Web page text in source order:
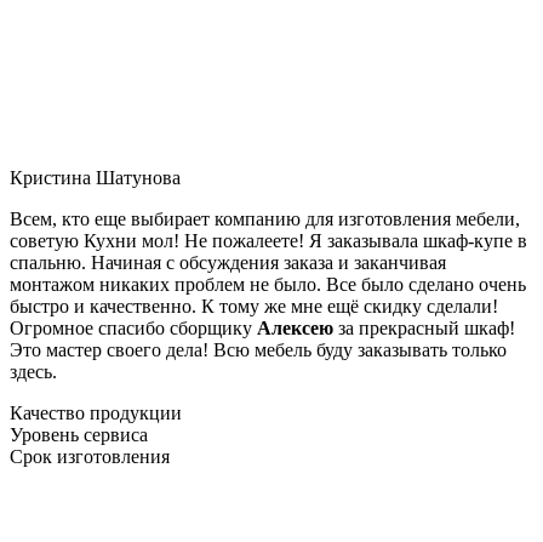
Кристина Шатунова
Всем, кто еще выбирает компанию для изготовления мебели,
советую Кухни мол! Не пожалеете! Я заказывала шкаф-купе в
спальню. Начиная с обсуждения заказа и заканчивая
монтажом никаких проблем не было. Все было сделано очень
быстро и качественно. К тому же мне ещё скидку сделали!
Огромное спасибо сборщику Алексею за прекрасный шкаф!
Это мастер своего дела! Всю мебель буду заказывать только
здесь.
Качество продукции
Уровень сервиса
Срок изготовления